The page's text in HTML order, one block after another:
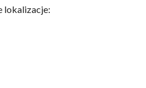
lokalizacje: